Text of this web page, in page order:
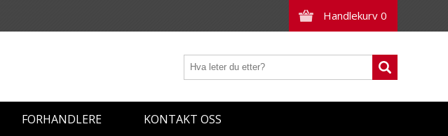
Handlekurv 0
FORHANDLERE KONTAKT OSS